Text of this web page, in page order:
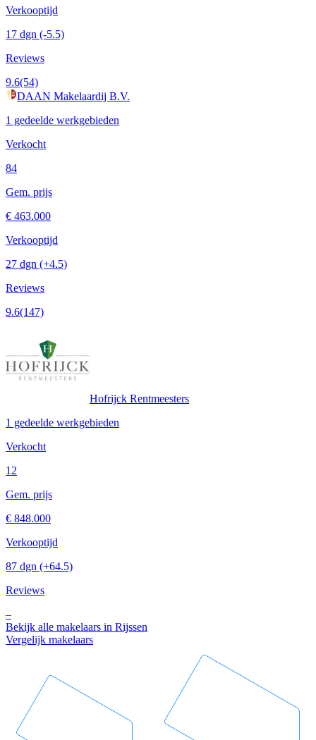
Verkooptijd
17 dgn (-5.5)
Reviews
9.6(54)
DAAN Makelaardij B.V.
1 gedeelde werkgebieden
Verkocht
84
Gem. prijs
€ 463.000
Verkooptijd
27 dgn (+4.5)
Reviews
9.6(147)
Hofrijck Rentmeesters
1 gedeelde werkgebieden
Verkocht
12
Gem. prijs
€ 848.000
Verkooptijd
87 dgn (+64.5)
Reviews
–
Bekijk alle makelaars in Rijssen
Vergelijk makelaars